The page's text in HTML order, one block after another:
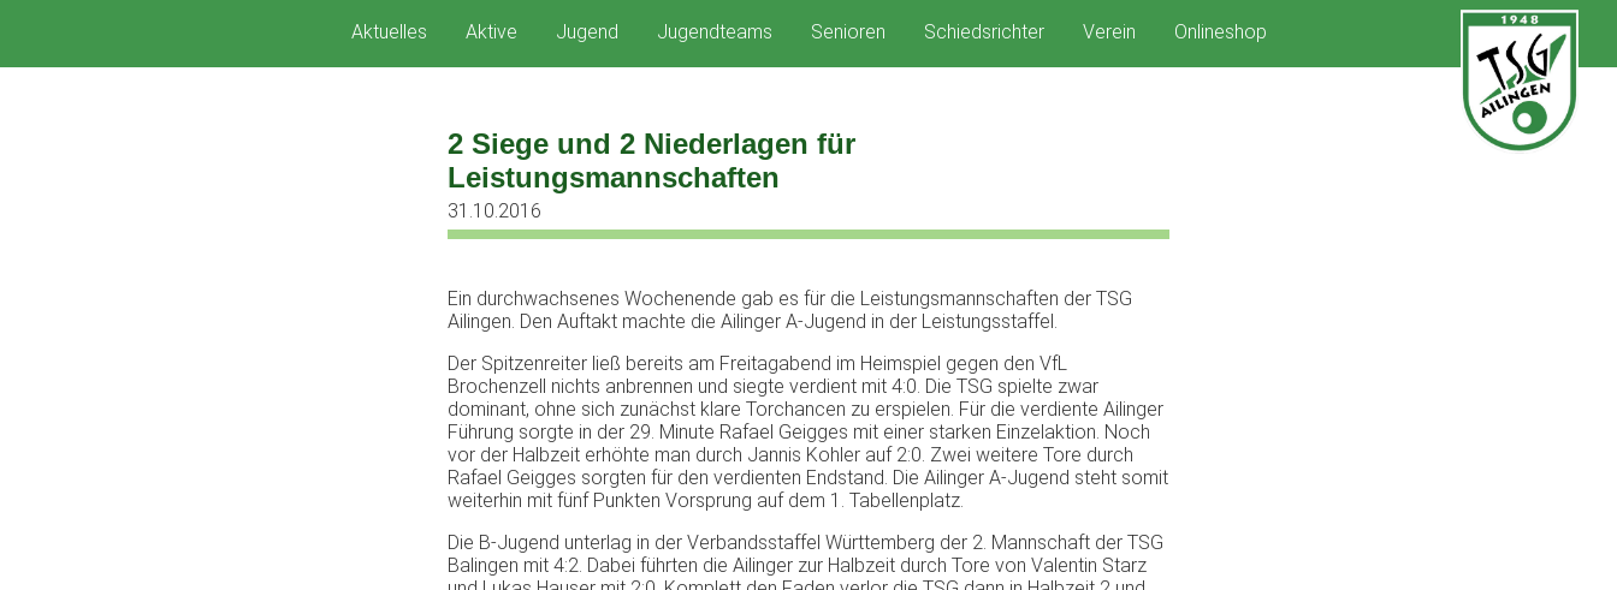
springen
Aktuelles Aktive Jugend Jugendteams Senioren Schiedsrichter Verein Onlineshop
2 Siege und 2 Niederlagen für
Leistungsmannschaften
31.10.2016
Ein durchwachsenes Wochenende gab es für die Leistungsmannschaften der TSG
Ailingen. Den Auftakt machte die Ailinger A-Jugend in der Leistungsstaffel.
Der Spitzenreiter ließ bereits am Freitagabend im Heimspiel gegen den VfL
Brochenzell nichts anbrennen und siegte verdient mit 4:0. Die TSG spielte zwar
dominant, ohne sich zunächst klare Torchancen zu erspielen. Für die verdiente Ailinger
Führung sorgte in der 29. Minute Rafael Geigges mit einer starken Einzelaktion. Noch
vor der Halbzeit erhöhte man durch Jannis Kohler auf 2:0. Zwei weitere Tore durch
Rafael Geigges sorgten für den verdienten Endstand. Die Ailinger A-Jugend steht somit
weiterhin mit fünf Punkten Vorsprung auf dem 1. Tabellenplatz.
Die B-Jugend unterlag in der Verbandsstaffel Württemberg der 2. Mannschaft der TSG
Balingen mit 4:2. Dabei führten die Ailinger zur Halbzeit durch Tore von Valentin Starz